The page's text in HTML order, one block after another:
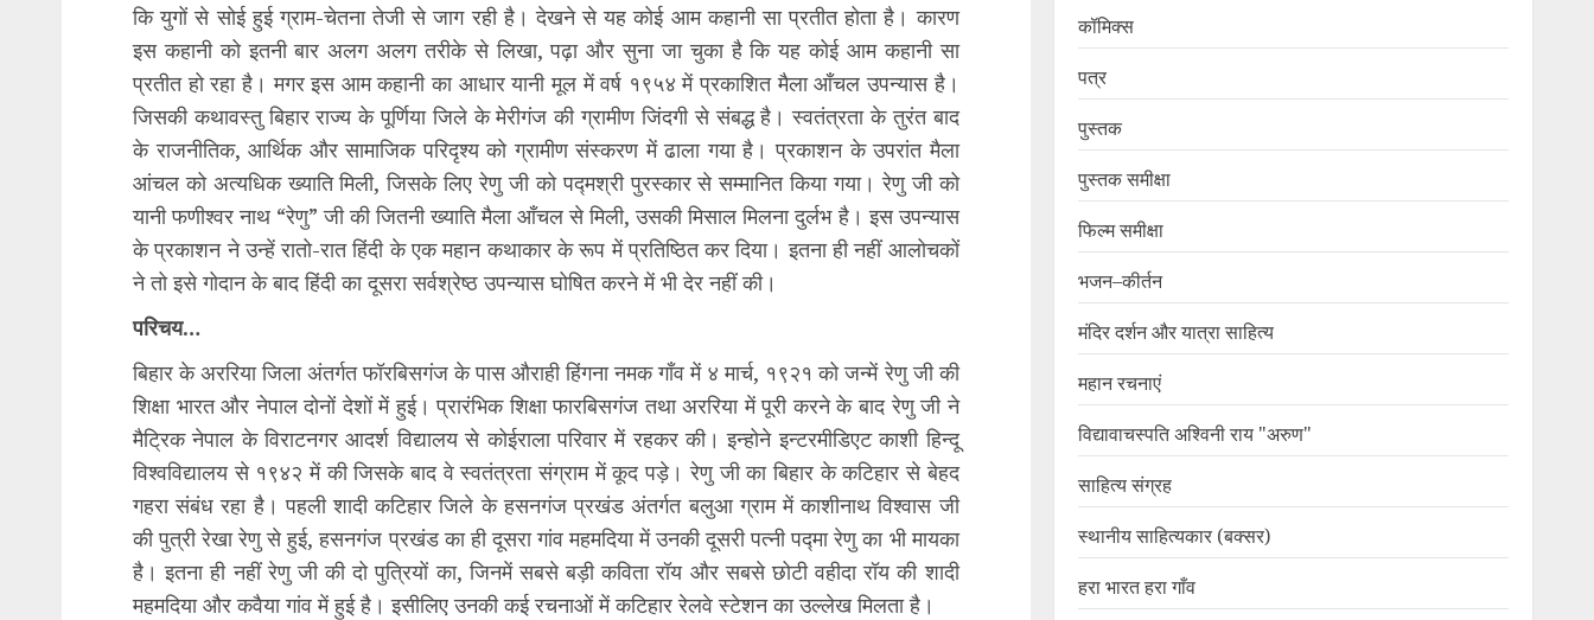
कि युगों से सोई हुई ग्राम-चेतना तेजी से जाग रही है। देखने से यह कोई आम कहानी सा प्रतीत होता है। कारण
इस कहानी को इतनी बार अलग अलग तरीके से लिखा, पढ़ा और सुना जा चुका है कि यह कोई आम कहानी सा
प्रतीत हो रहा है। मगर इस आम कहानी का आधार यानी मूल में वर्ष १९५४ में प्रकाशित मैला आँचल उपन्यास है।
जिसकी कथावस्तु बिहार राज्य के पूर्णिया जिले के मेरीगंज की ग्रामीण जिंदगी से संबद्ध है। स्वतंत्रता के तुरंत बाद
के राजनीतिक, आर्थिक और सामाजिक परिदृश्य को ग्रामीण संस्करण में ढाला गया है। प्रकाशन के उपरांत मैला
आंचल को अत्यधिक ख्याति मिली, जिसके लिए रेणु जी को पद्मश्री पुरस्कार से सम्मानित किया गया। रेणु जी को
यानी फणीश्वर नाथ “रेणु” जी की जितनी ख्याति मैला आँचल से मिली, उसकी मिसाल मिलना दुर्लभ है। इस उपन्यास
के प्रकाशन ने उन्हें रातो-रात हिंदी के एक महान कथाकार के रूप में प्रतिष्ठित कर दिया। इतना ही नहीं आलोचकों
ने तो इसे गोदान के बाद हिंदी का दूसरा सर्वश्रेष्ठ उपन्यास घोषित करने में भी देर नहीं की।
परिचय…
बिहार के अररिया जिला अंतर्गत फॉरबिसगंज के पास औराही हिंगना नमक गाँव में ४ मार्च, १९२१ को जन्में रेणु जी की
शिक्षा भारत और नेपाल दोनों देशों में हुई। प्रारंभिक शिक्षा फारबिसगंज तथा अररिया में पूरी करने के बाद रेणु जी ने
मैट्रिक नेपाल के विराटनगर आदर्श विद्यालय से कोईराला परिवार में रहकर की। इन्होने इन्टरमीडिएट काशी हिन्दू
विश्वविद्यालय से १९४२ में की जिसके बाद वे स्वतंत्रता संग्राम में कूद पड़े। रेणु जी का बिहार के कटिहार से बेहद
गहरा संबंध रहा है। पहली शादी कटिहार जिले के हसनगंज प्रखंड अंतर्गत बलुआ ग्राम में काशीनाथ विश्वास जी
की पुत्री रेखा रेणु से हुई, हसनगंज प्रखंड का ही दूसरा गांव महमदिया में उनकी दूसरी पत्नी पद्मा रेणु का भी मायका
है। इतना ही नहीं रेणु जी की दो पुत्रियों का, जिनमें सबसे बड़ी कविता रॉय और सबसे छोटी वहीदा रॉय की शादी
महमदिया और कवैया गांव में हुई है। इसीलिए उनकी कई रचनाओं में कटिहार रेलवे स्टेशन का उल्लेख मिलता है।
कॉमिक्स
पत्र
पुस्तक
पुस्तक समीक्षा
फिल्म समीक्षा
भजन–कीर्तन
मंदिर दर्शन और यात्रा साहित्य
महान रचनाएं
विद्यावाचस्पति अश्विनी राय "अरुण"
साहित्य संग्रह
स्थानीय साहित्यकार (बक्सर)
हरा भारत हरा गाँव